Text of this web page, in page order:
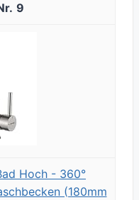
9
Hoch - 360°
(180mm